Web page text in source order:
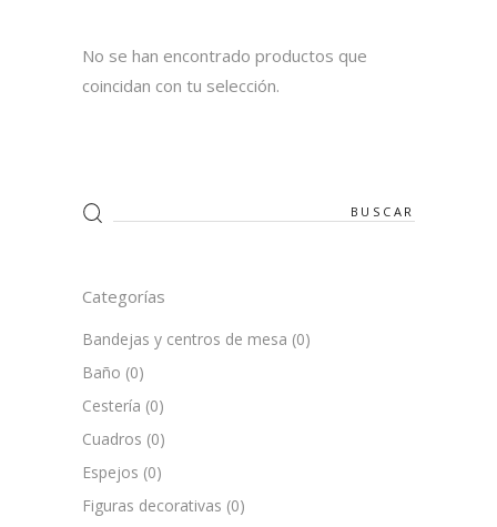
No se han encontrado productos que
coincidan con tu selección.
Search
for:
Categorías
Bandejas y centros de mesa (0)
Baño (0)
Cestería (0)
Cuadros (0)
Espejos (0)
Figuras decorativas (0)